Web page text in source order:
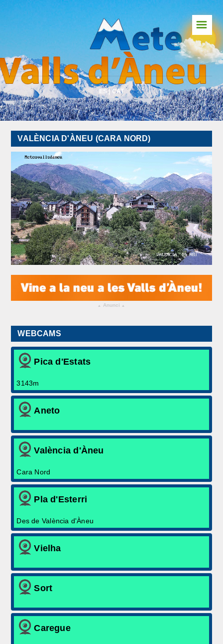
Predicció Pirineu
Predicció Global
Webcams
Vents en temps real
Radar
Llamps
Risc d'Allaus
Arxiu històric
Meteo Extrem
Contacta'ns
☰
ES | CAT
VALÈNCIA D'ÀNEU (CARA NORD)
▴ Anunci ▴
WEBCAMS
Pica d'Estats
3143m
Aneto
València d'Àneu
Cara Nord
Pla d'Esterri
Des de València d'Àneu
Vielha
Sort
Caregue